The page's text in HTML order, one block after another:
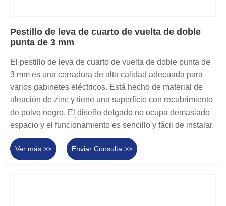
Pestillo de leva de cuarto de vuelta de doble
punta de 3 mm
El pestillo de leva de cuarto de vuelta de doble punta de
3 mm es una cerradura de alta calidad adecuada para
varios gabinetes eléctricos. Está hecho de material de
aleación de zinc y tiene una superficie con recubrimiento
de polvo negro. El diseño delgado no ocupa demasiado
espacio y el funcionamiento es sencillo y fácil de instalar.
Ver más >> Enviar Consulta >>